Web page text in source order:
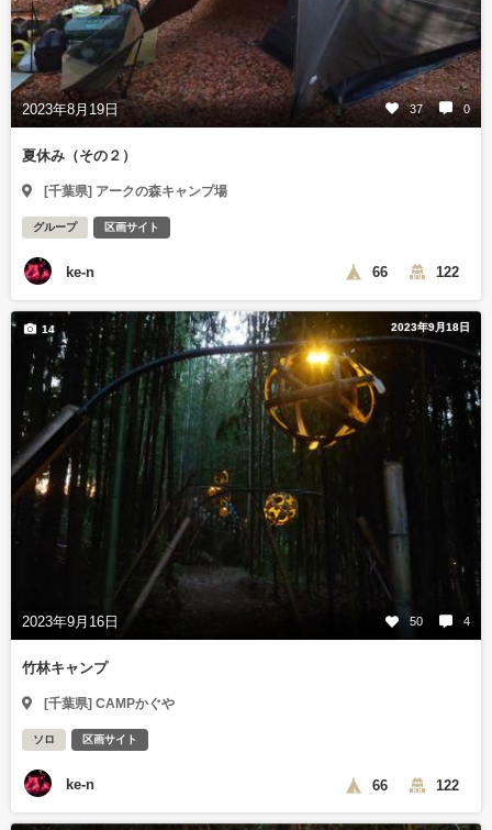
2023年8月19日 37 0
夏休み（その２）
[千葉県] アークの森キャンプ場
グループ 区画サイト
ke-n 66 122
2023年9月18日
2023年9月16日 50 4
14
竹林キャンプ
[千葉県] CAMPかぐや
ソロ 区画サイト
ke-n 66 122